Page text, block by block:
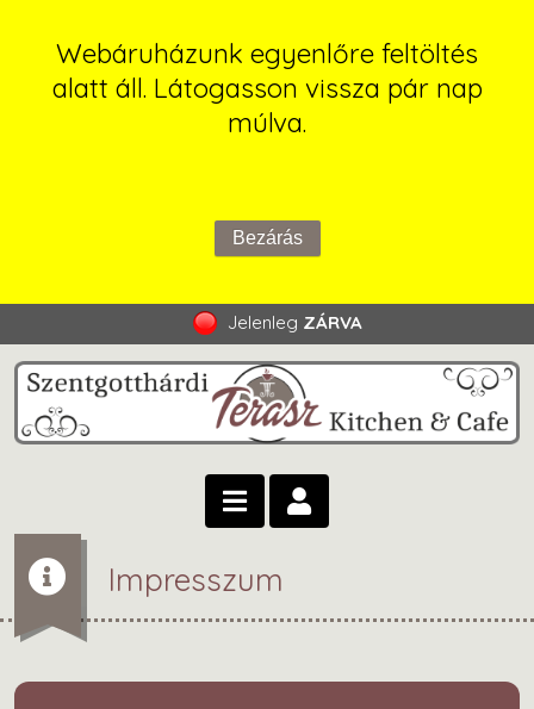
Webáruházunk egyenlőre feltöltés
alatt áll. Látogasson vissza pár nap
múlva.
Jelenleg ZÁRVA
Impresszum